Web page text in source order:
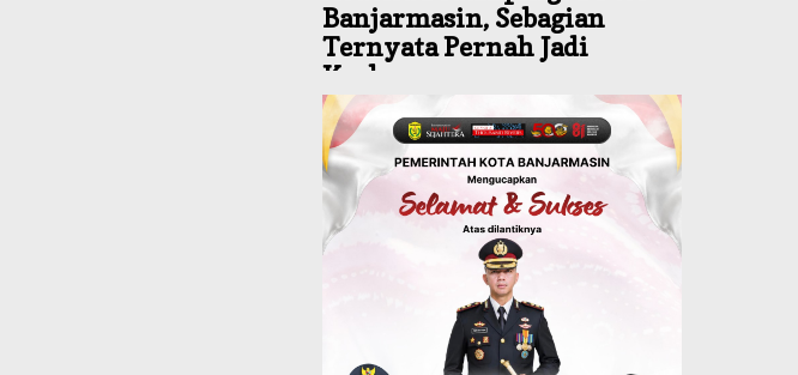
Korban
Agustus 6, 2026
Dinas PUPR Kalsel Pembangunan
Tindak Lanjut
Pascakecelakaan Maut,
Pemerintah Janji
Tingkatkan Fasilitas
Keselamatan Jalan
Alternatif Banjarbaru–